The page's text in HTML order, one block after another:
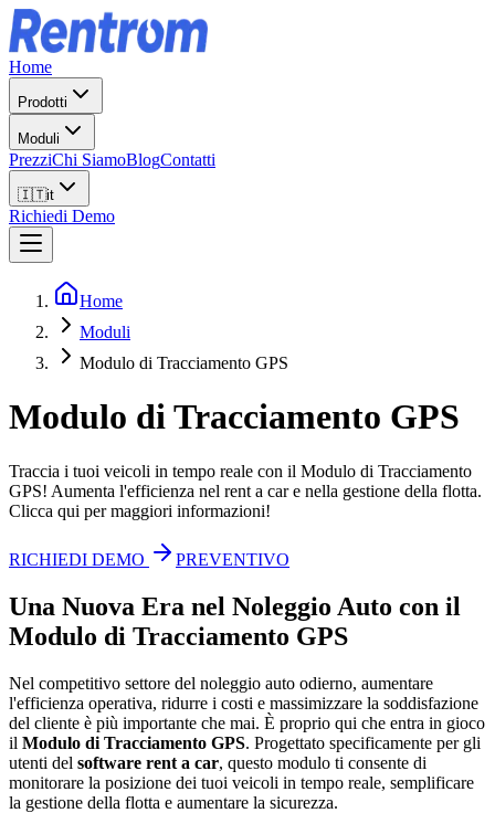
Home
Prodotti
Moduli
PrezziChi SiamoBlogContatti
🇮🇹it
Richiedi Demo
Home
Moduli
Modulo di Tracciamento GPS
Modulo di Tracciamento GPS
Traccia i tuoi veicoli in tempo reale con il Modulo di Tracciamento
GPS! Aumenta l'efficienza nel rent a car e nella gestione della flotta.
Clicca qui per maggiori informazioni!
RICHIEDI DEMO PREVENTIVO
Una Nuova Era nel Noleggio Auto con il
Modulo di Tracciamento GPS
Nel competitivo settore del noleggio auto odierno, aumentare
l'efficienza operativa, ridurre i costi e massimizzare la soddisfazione
del cliente è più importante che mai. È proprio qui che entra in gioco
il Modulo di Tracciamento GPS. Progettato specificamente per gli
utenti del software rent a car, questo modulo ti consente di
monitorare la posizione dei tuoi veicoli in tempo reale, semplificare
la gestione della flotta e aumentare la sicurezza.